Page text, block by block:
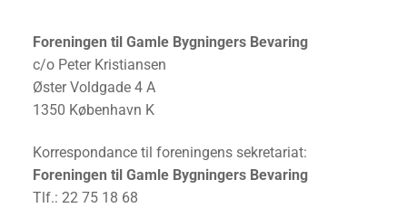
Foreningen til Gamle Bygningers Bevaring
c/o Peter Kristiansen
Øster Voldgade 4 A
1350 København K
Korrespondance til foreningens sekretariat:
Foreningen til Gamle Bygningers Bevaring
Tlf.: 22 75 18 68